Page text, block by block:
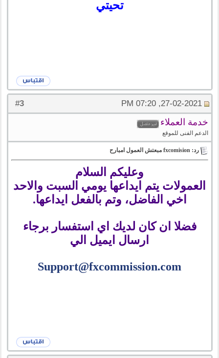
تحيتي
#
3 27-02-2021, 07:20 PM
خدمة العملاء
الدعم الفنى للموقع
رد: fxcomision مبعتش العمول امبارح
وعليكم السلام
العمولات يتم ايداعها يومي السبت والاحد
اخي الفاضل، وتم بالفعل ايداعها.
فضلا ان كان لديك اي استفسار برجاء
ارسال ايميل الي
Support@fxcommission.com